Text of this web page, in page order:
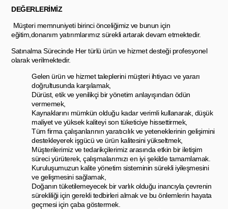
DEĞERLERİMİZ
Müşteri memnuniyeti birinci önceliğimiz ve bunun için
eğitim,donanım yatırımlarımız sürekli artarak devam etmektedir.
Satınalma Sürecinde Her türlü ürün ve hizmet desteği profesyonel
olarak verilmektedir.
Gelen ürün ve hizmet taleplerini müşteri ihtiyacı ve yararı
doğrultusunda karşılamak,
Dürüst, etik ve yenilikçi bir yönetim anlayışından ödün
vermemek,
Kaynaklarını mümkün olduğu kadar verimli kullanarak, düşük
maliyet ve yüksek kaliteyi son tüketiciye hissettirmek,
Tüm firma çalışanlarının yaratıcılık ve yeteneklerinin gelişimini
destekleyerek işgücü ve ürün kalitesini yükseltmek,
Müşterilerimiz ve tedarikçilerimiz arasında etkin bir iletişim
süreci yürüterek, çalışmalarımızı en iyi şekilde tamamlamak.
Kuruluşumuzun kalite yönetim sisteminin sürekli iyileşmesini
ve gelişmesini sağlamak,
Doğanın tüketilemeyecek bir varlık olduğu inancıyla çevrenin
sürekliliği için gerekli tedbirleri almak ve bu önlemlerin hayata
geçmesi için çaba göstermek.